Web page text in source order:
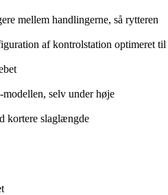
mellem handlingerne, så rytteren
af kontrolstation optimeret til
selv under høje
kortere slaglængde